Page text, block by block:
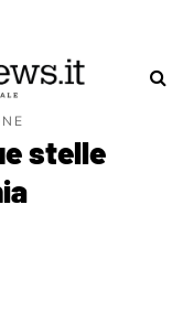
stelle